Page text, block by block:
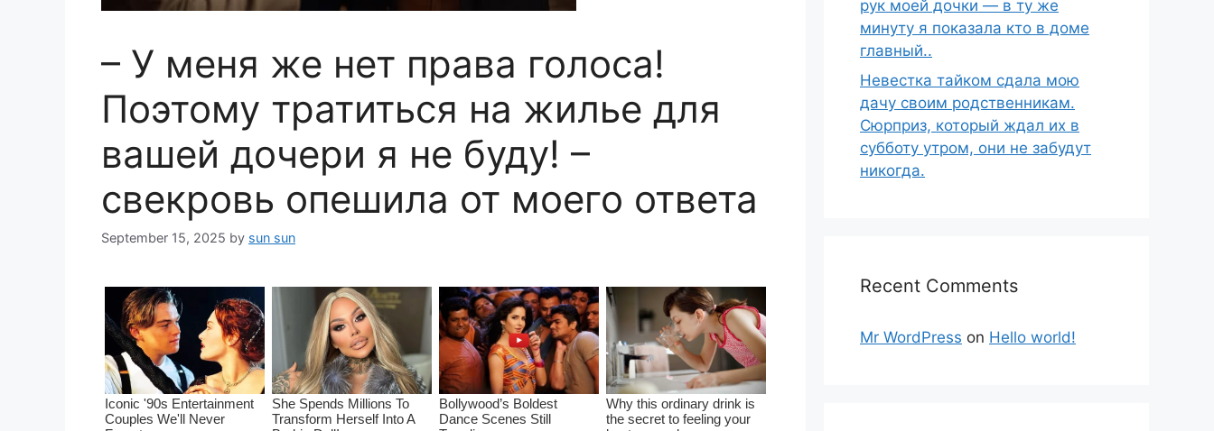
– У меня же нет права голоса!
Поэтому тратиться на жилье для
вашей дочери я не буду! –
свекровь опешила от моего ответа
September 15, 2025 by sun sun
рук моей дочки — в ту же
минуту я показала кто в доме
главный..
Невестка тайком сдала мою
дачу своим родственникам.
Сюрприз, который ждал их в
субботу утром, они не забудут
никогда.
Recent Comments
Mr WordPress on Hello world!